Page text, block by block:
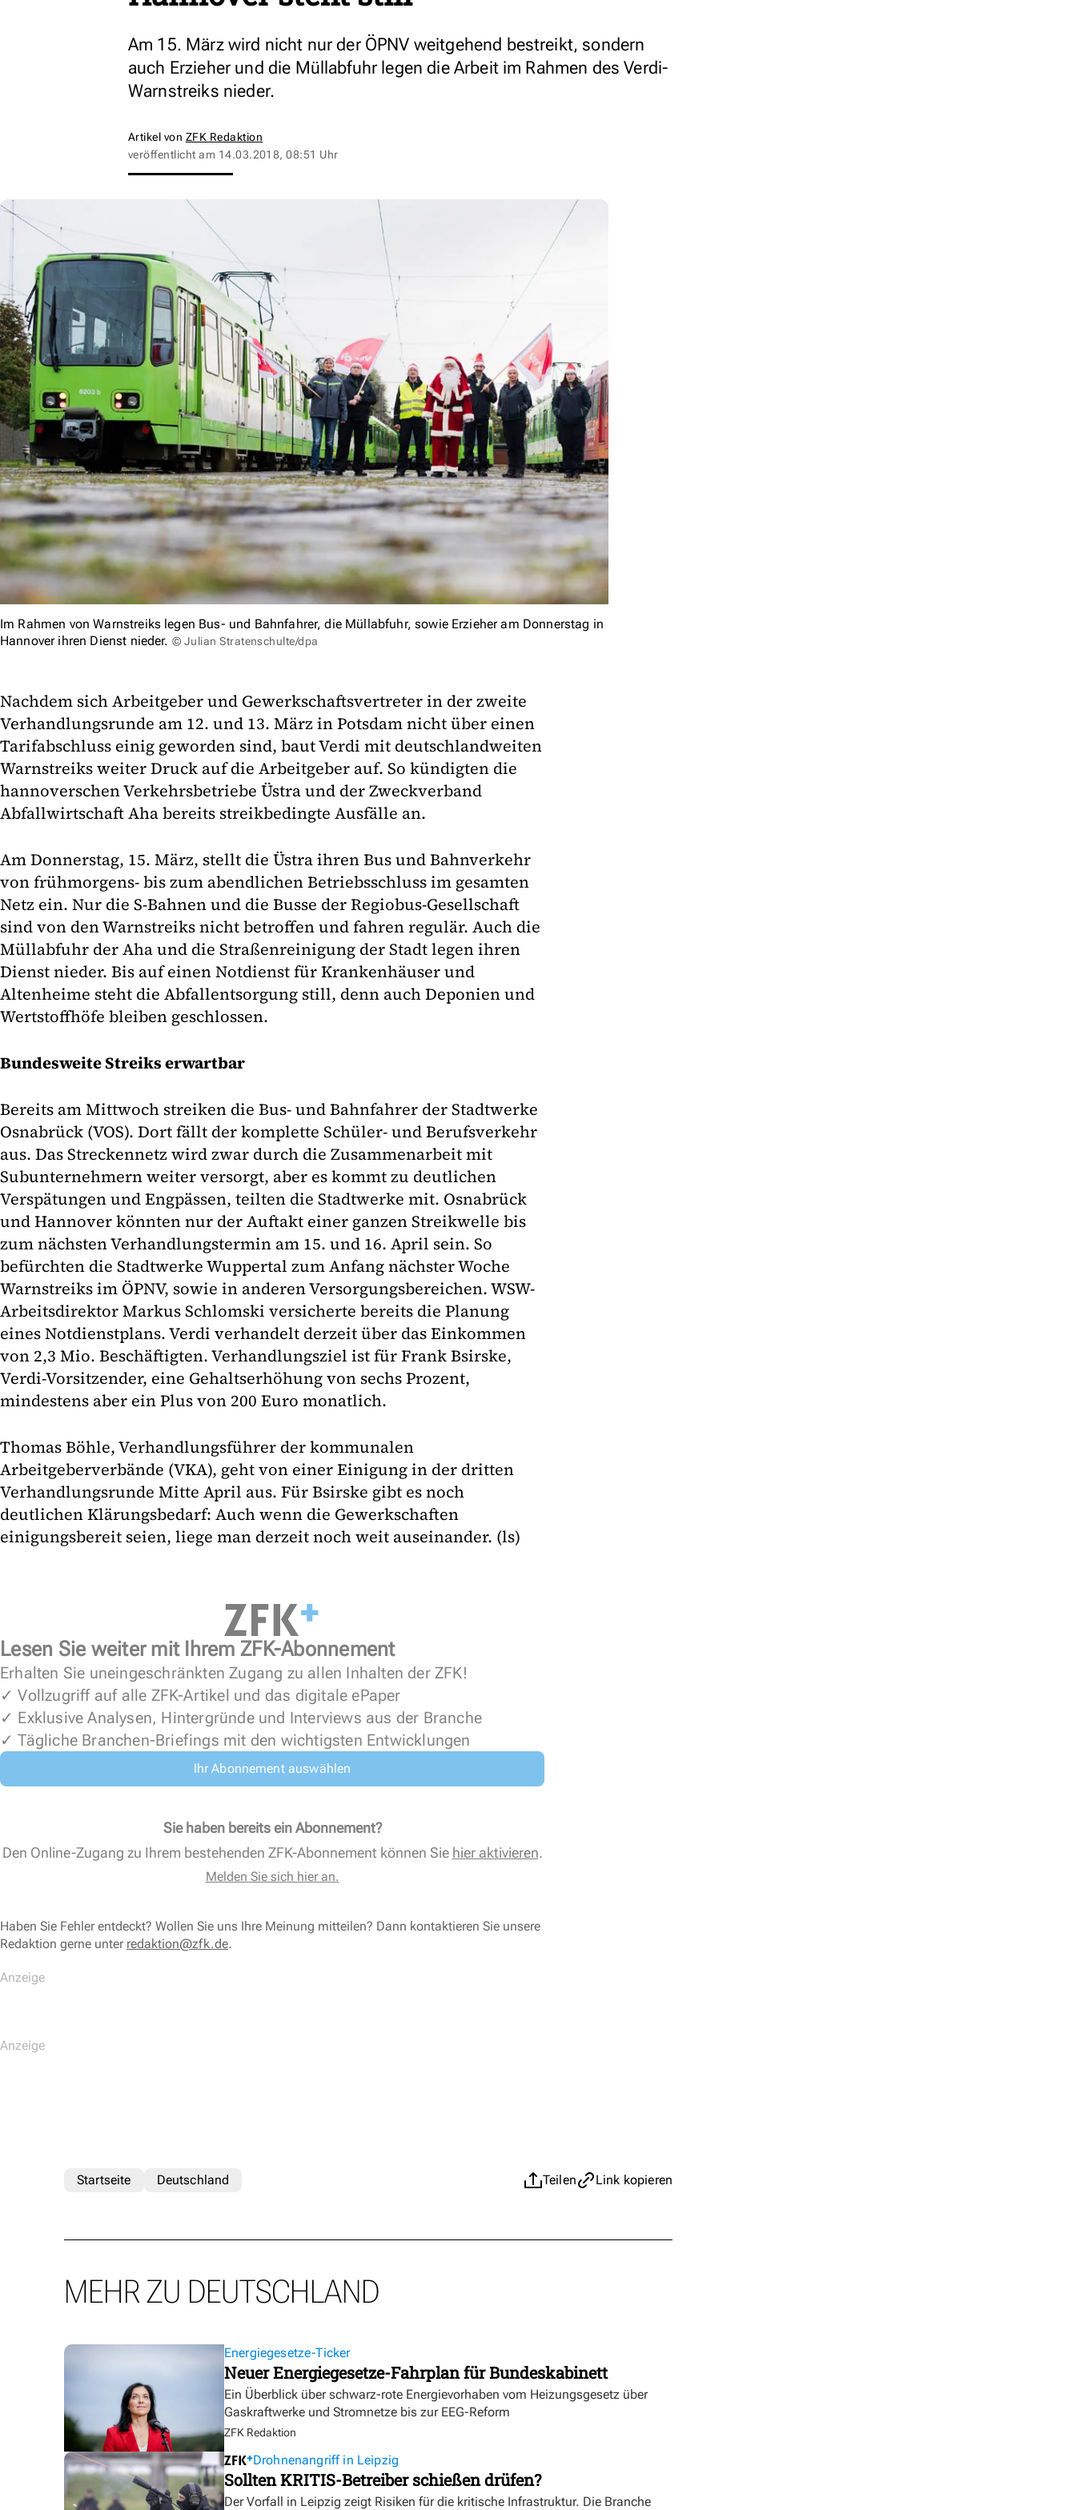
Am 15. März wird nicht nur der ÖPNV weitgehend bestreikt, sondern
auch Erzieher und die Müllabfuhr legen die Arbeit im Rahmen des Verdi-
Warnstreiks nieder.
Artikel von ZFK Redaktion
veröffentlicht am 14.03.2018, 08:51 Uhr
Im Rahmen von Warnstreiks legen Bus- und Bahnfahrer, die Müllabfuhr, sowie Erzieher am Donnerstag in
Hannover ihren Dienst nieder. © Julian Stratenschulte/dpa
Nachdem sich Arbeitgeber und Gewerkschaftsvertreter in der zweite
Verhandlungsrunde am 12. und 13. März in Potsdam nicht über einen
Tarifabschluss einig geworden sind, baut Verdi mit deutschlandweiten
Warnstreiks weiter Druck auf die Arbeitgeber auf. So kündigten die
hannoverschen Verkehrsbetriebe Üstra und der Zweckverband
Abfallwirtschaft Aha bereits streikbedingte Ausfälle an.
Am Donnerstag, 15. März, stellt die Üstra ihren Bus und Bahnverkehr
von frühmorgens- bis zum abendlichen Betriebsschluss im gesamten
Netz ein. Nur die S-Bahnen und die Busse der Regiobus-Gesellschaft
sind von den Warnstreiks nicht betroffen und fahren regulär. Auch die
Müllabfuhr der Aha und die Straßenreinigung der Stadt legen ihren
Dienst nieder. Bis auf einen Notdienst für Krankenhäuser und
Altenheime steht die Abfallentsorgung still, denn auch Deponien und
Wertstoffhöfe bleiben geschlossen.
Bundesweite Streiks erwartbar
Bereits am Mittwoch streiken die Bus- und Bahnfahrer der Stadtwerke
Osnabrück (VOS). Dort fällt der komplette Schüler- und Berufsverkehr
aus. Das Streckennetz wird zwar durch die Zusammenarbeit mit
Subunternehmern weiter versorgt, aber es kommt zu deutlichen
Verspätungen und Engpässen, teilten die Stadtwerke mit. Osnabrück
und Hannover könnten nur der Auftakt einer ganzen Streikwelle bis
zum nächsten Verhandlungstermin am 15. und 16. April sein. So
befürchten die Stadtwerke Wuppertal zum Anfang nächster Woche
Warnstreiks im ÖPNV, sowie in anderen Versorgungsbereichen. WSW-
Arbeitsdirektor Markus Schlomski versicherte bereits die Planung
eines Notdienstplans. Verdi verhandelt derzeit über das Einkommen
von 2,3 Mio. Beschäftigten. Verhandlungsziel ist für Frank Bsirske,
Verdi-Vorsitzender, eine Gehaltserhöhung von sechs Prozent,
mindestens aber ein Plus von 200 Euro monatlich.
Thomas Böhle, Verhandlungsführer der kommunalen
Arbeitgeberverbände (VKA), geht von einer Einigung in der dritten
Verhandlungsrunde Mitte April aus. Für Bsirske gibt es noch
deutlichen Klärungsbedarf: Auch wenn die Gewerkschaften
einigungsbereit seien, liege man derzeit noch weit auseinander. (ls)
Lesen Sie weiter mit Ihrem ZFK-Abonnement
Erhalten Sie uneingeschränkten Zugang zu allen Inhalten der ZFK!
✓ Vollzugriff auf alle ZFK-Artikel und das digitale ePaper
✓ Exklusive Analysen, Hintergründe und Interviews aus der Branche
✓ Tägliche Branchen-Briefings mit den wichtigsten Entwicklungen
Ihr Abonnement auswählen
Sie haben bereits ein Abonnement?
Den Online-Zugang zu Ihrem bestehenden ZFK-Abonnement können Sie hier aktivieren.
Melden Sie sich hier an.
Haben Sie Fehler entdeckt? Wollen Sie uns Ihre Meinung mitteilen? Dann kontaktieren Sie unsere
Redaktion gerne unter redaktion@zfk.de.
Teilen Link kopieren
Startseite Deutschland
MEHR ZU DEUTSCHLAND
Energiegesetze-Ticker
Neuer Energiegesetze-Fahrplan für Bundeskabinett
Ein Überblick über schwarz-rote Energievorhaben vom Heizungsgesetz über
Gaskraftwerke und Stromnetze bis zur EEG-Reform
ZFK Redaktion
Drohnenangriff in Leipzig
Sollten KRITIS-Betreiber schießen drüfen?
Der Vorfall in Leipzig zeigt Risiken für die kritische Infrastruktur. Die Branche